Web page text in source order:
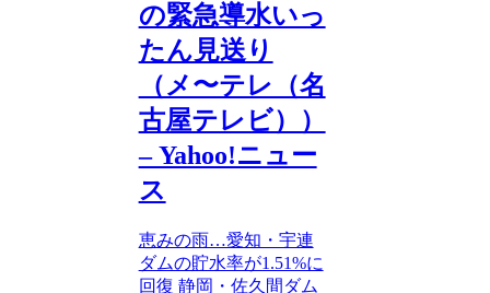
の緊急導水いっ
たん見送り
（メ〜テレ（名
古屋テレビ））
– Yahoo!ニュー
ス
恵みの雨…愛知・宇連
ダムの貯水率が1.51%に
回復 静岡・佐久間ダム